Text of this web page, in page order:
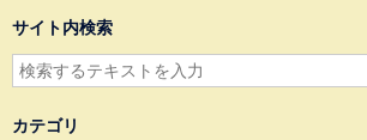
サイト内検索
カテゴリ